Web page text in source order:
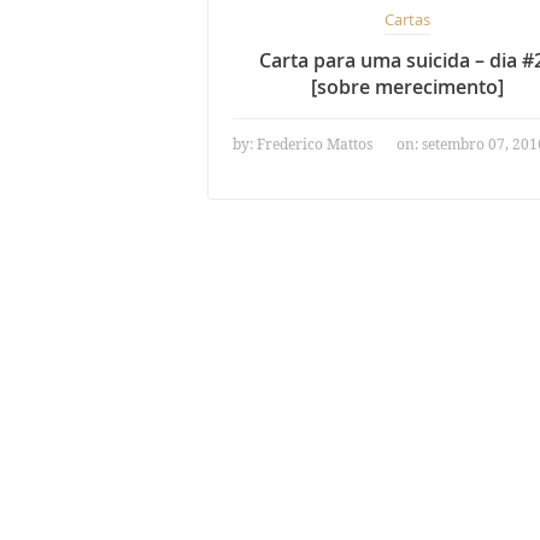
Cartas
Carta para uma suicida – dia
[sobre merecimento]
by:Frederico Mattos on: setembro 07,